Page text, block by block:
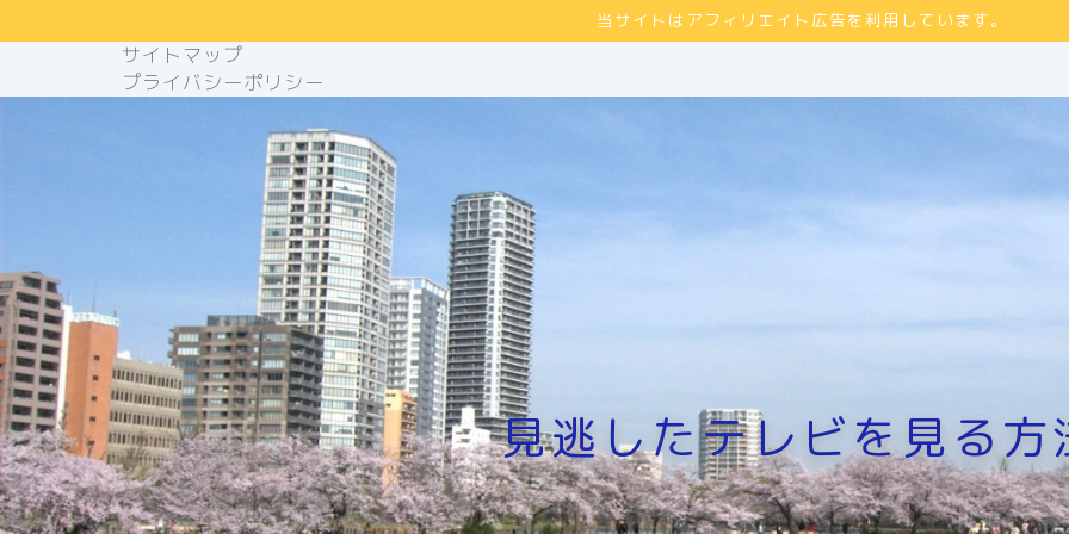
当サイトはアフィリエイト広告を利用しています。
サイトマップ
プライバシーポリシー
見逃したテレビを見る方